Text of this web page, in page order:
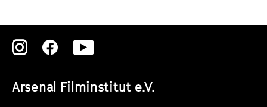
Arsenal Filminstitut e.V.
Zu
Instagram
Zu
Instagram
Zu
Instagram